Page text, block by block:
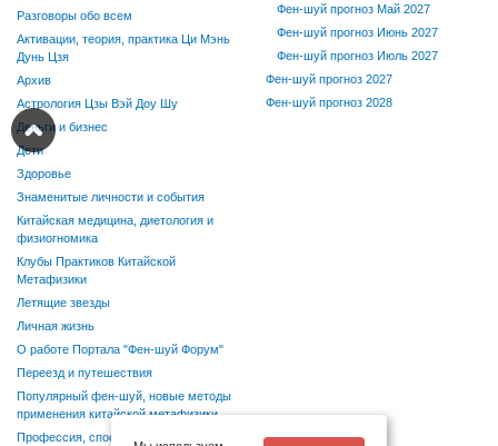
Разговоры обо всем
Активации, теория, практика Ци Мэнь
Дунь Цзя
Архив
Астрология Цзы Вэй Доу Шу
Деньги и бизнес
Дети
Здоровье
Знаменитые личности и события
Китайская медицина, диетология и
физиогномика
Клубы Практиков Китайской
Метафизики
Летящие звезды
Личная жизнь
О работе Портала "Фен-шуй Форум"
Переезд и путешествия
Популярный фен-шуй, новые методы
применения китайской метафизики
Профессия, способности, хобби
Фен-шуй прогноз Май 2027
Фен-шуй прогноз Июнь 2027
Фен-шуй прогноз Июль 2027
Фен-шуй прогноз 2027
Фен-шуй прогноз 2028